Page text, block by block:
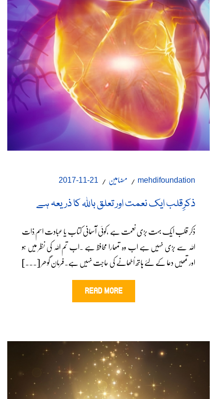
mehdifoundation مضامین 21-11-2017
ذکرِقلب ایک نعمت اور تعلق باللہ کا ذریعہ ہے
ذکر قلب ایک بہت بڑی نعمت ہے ،کوئی آسمانی کتاب یا عبادت اسم ِذات
اللہ سے بڑی نہیں ہے اب وہ تمھارا محافظ ہے ۔اب تم اللہ کی نظر میں ہو
اور تمھیں دعا کے لئے ہاتھ اُٹھانے کی حاجت نہیں ہے۔فرمان گوھر [...]
READ MORE